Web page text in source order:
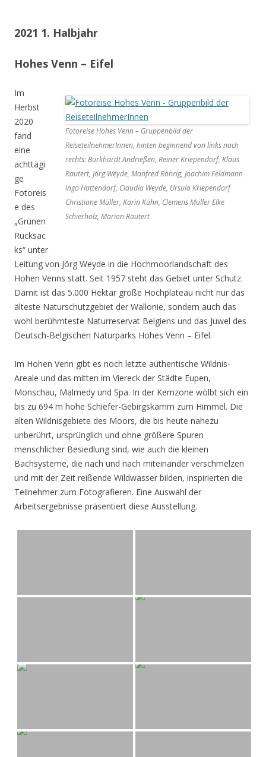
2021 1. Halbjahr
Hohes Venn – Eifel
Fotoreise Hohes Venn – Gruppenbild der
ReiseteilnehmerInnen, hinten beginnend von links nach
rechts: Burkhardt Andrießen, Reiner Kriependorf, Klaus
Rautert, Jörg Weyde, Manfred Röhrig, Joachim Feldmann
Ingo Hattendorf, Claudia Weyde, Ursula Kriependorf
Christiane Müller, Karin Kühn, Clemens Müller Elke
Schierholz, Marion Rautert
Im
Herbst
2020
fand
eine
achttägi
ge
Fotoreis
e des
„Grünen
Rucksac
ks“ unter
Leitung von Jörg Weyde in die Hochmoorlandschaft des
Hohen Venns statt. Seit 1957 steht das Gebiet unter Schutz.
Damit ist das 5.000 Hektar große Hochplateau nicht nur das
älteste Naturschutzgebiet der Wallonie, sondern auch das
wohl berühmteste Naturreservat Belgiens und das Juwel des
Deutsch-Belgischen Naturparks Hohes Venn – Eifel.
Im Hohen Venn gibt es noch letzte authentische Wildnis-
Areale und das mitten im Viereck der Städte Eupen,
Monschau, Malmedy und Spa. In der Kernzone wölbt sich ein
bis zu 694 m hohe Schiefer-Gebirgskamm zum Himmel. Die
alten Wildnisgebiete des Moors, die bis heute nahezu
unberührt, ursprünglich und ohne größere Spuren
menschlicher Besiedlung sind, wie auch die kleinen
Bachsysteme, die nach und nach miteinander verschmelzen
und mit der Zeit reißende Wildwasser bilden, inspirierten die
Teilnehmer zum Fotografieren. Eine Auswahl der
Arbeitsergebnisse präsentiert diese Ausstellung.